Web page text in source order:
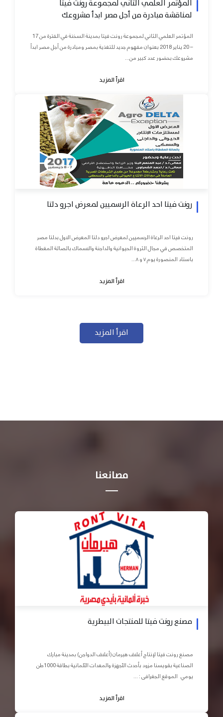
المؤتمر العلمي الثاني لمجموعة رونت فيتا
لمناقشة مبادرة من أجل مصر ابدأ مشروعك
المؤتمر العلمي الثاني لمجموعة رونت فيتا بمدينة السخنة في الفترة من 17
– 20 يناير 2018 بعنوان مفهوم جديد للتغذية بمصر ومبادرة من أجل مصر ابدأ
مشروعك بحضور عدد كبير من...
اقرأ المزيد
رونت فيتا احد الرعاة الرسميين لمعرض اجرو دلتا
رونت فيتا احد الرعاة الرسميين لمعرض اجرو دلتا المعرض الاول بدلتا مصر
المتخصص في مجال الثروة الحيوانية والداجنة والاسماك بالصالة المغطاة
باستاد المنصورة يوم ٧ و ٨...
اقرأ المزيد
اقرأ المزيد
مصانعنا
مصنع رونت فيتا للمنتجات البيطرية
مصنع رونت فيتا لإنتاج أعلاف هيرمان (أعلاف الدواجن) بمدينة مبارك
الصناعية بقويسنا مزود بأحدث الأجهزة والمعدات الآلمانية بطاقة 1000طن
يومي الموقع الجغرافى : ...
اقرأ المزيد